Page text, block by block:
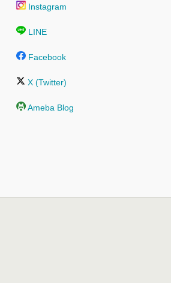
Instagram
LINE
Facebook
X (Twitter)
Ameba Blog